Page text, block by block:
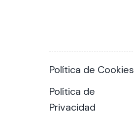
Política de Cookies
Política de
Privacidad